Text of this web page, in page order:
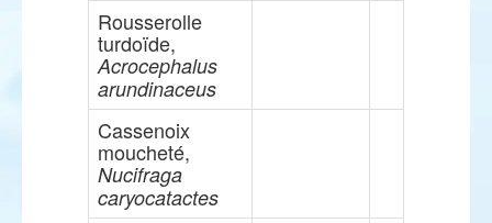
Rousserolle
turdoïde,
Acrocephalus
arundinaceus
Cassenoix
moucheté,
Nucifraga
caryocatactes